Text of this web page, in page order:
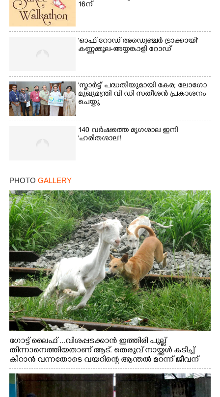
16ന്
'ഓഫ് റോഡ് അഡ്വെഞ്ചർ ട്രാക്കായി'
കണ്ണമ്മൂല-അയ്യങ്കാളി റോഡ്
'സ്മാർട്ട്' പദ്ധതിയുമായി കേര; ലോഗോ
മുഖ്യമന്ത്രി വി ഡി സതീശൻ പ്രകാശനം
ചെയ്തു
140 വർഷത്തെ മൃഗശാല ഇനി
'ഹരിതശാല'!
PHOTO GALLERY
ഗോട്ട് ലൈഫ് ...വിശപ്പടക്കാൻ ഇത്തിരി പുല്ല്
തിന്നാനെത്തിയതാണ് ആട്. തെരുവ് നായ്ക്കൾ കടിച്ച്
കീറാൻ വന്നതോടെ വയറിന്റെ ആന്തൽ മറന്ന് ജീവന്
വേണ്ടിയായി ഓട്ടം. എറണാകുളം വാത്തുരുത്തിയിൽ
നിന്നുള്ള കാഴ്ച
×
Share this link